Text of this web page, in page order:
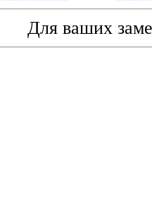
Для ваших